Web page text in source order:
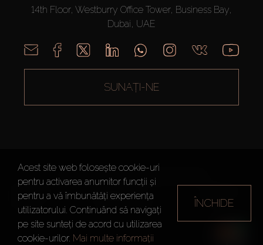
14th Floor, Westburry Office Tower, Business Bay,
Dubai, UAE
SUNAȚI-NE
AX CAPITAL ©2026 Toate drepturile rezervate
Termeni de
utilizare
Politica de
Confidențialitate
ului
Acest site web folosește cookie-uri
pentru activarea anumitor funcții și
pentru a vă îmbunătăți experiența
utilizatorului. Continuând să navigați
pe site sunteți de acord cu utilizarea
cookie-urilor. Mai multe informații
ÎNCHIDE